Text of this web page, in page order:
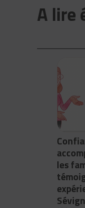
A lire
les